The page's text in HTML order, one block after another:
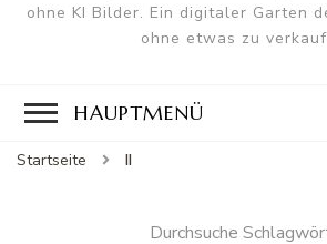
ohne KI Bilder. Ein digitaler Garten
ohne etwas zu
HAUPTMENÜ
Startseite II
Durchsuche